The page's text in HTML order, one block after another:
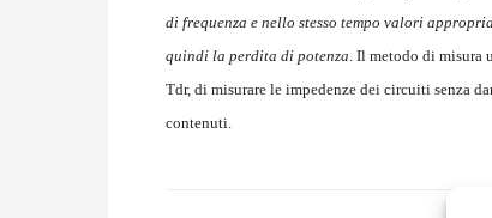
di frequenza e nello stesso tempo valori
quindi la perdita di potenza. Il metodo di misura
Tdr, di misurare le impedenze dei circuiti senza
contenuti.